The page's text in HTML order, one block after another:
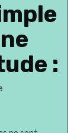
: